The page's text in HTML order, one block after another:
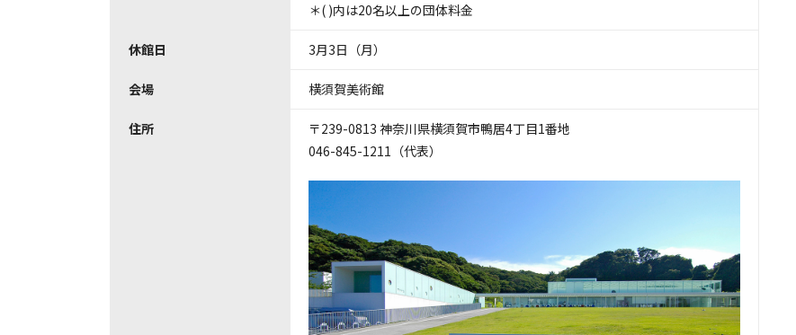
＊( )内は20名以上の団体料金
休館日 3月3日（月）
会場 横須賀美術館
住所
〒239-0813 神奈川県横須賀市鴨居4丁目1番地
046-845-1211（代表）